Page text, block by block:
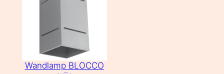
Wandlamp BLOCCO